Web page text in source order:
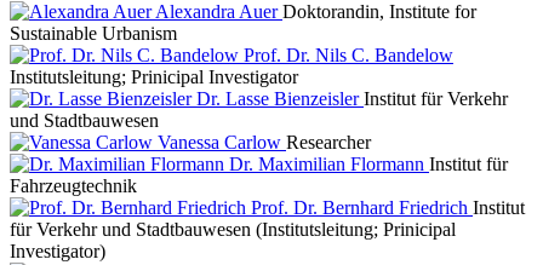
Alexandra Auer Doktorandin, Institute for
Sustainable Urbanism
Prof. Dr. Nils C. Bandelow
Institutsleitung; Prinicipal Investigator
Dr. Lasse Bienzeisler Institut für Verkehr
und Stadtbauwesen
Vanessa Carlow Researcher
Dr. Maximilian Flormann Institut für
Fahrzeugtechnik
Prof. Dr. Bernhard Friedrich Institut
für Verkehr und Stadtbauwesen (Institutsleitung; Prinicipal
Investigator)